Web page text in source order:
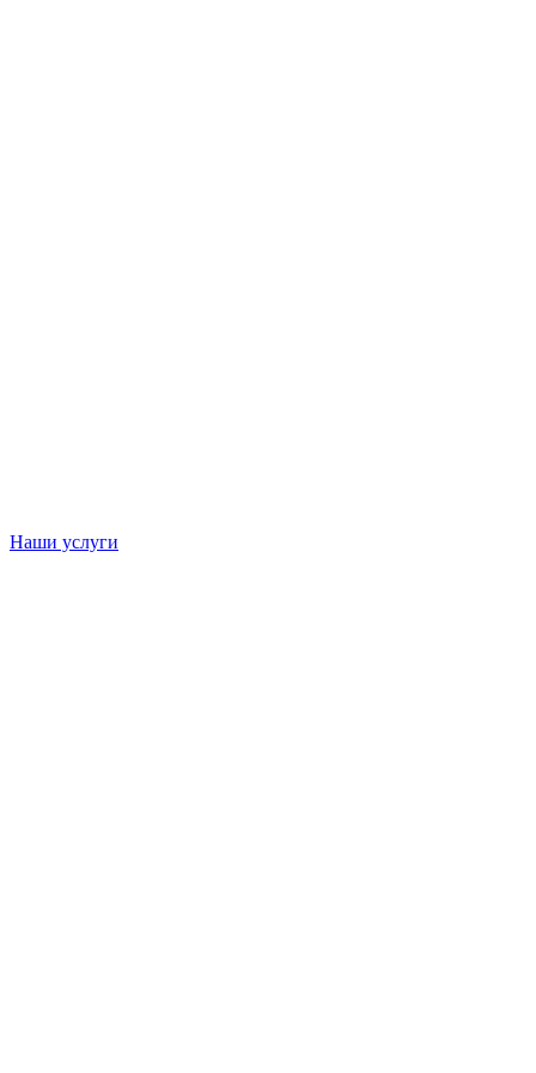
Наши услуги